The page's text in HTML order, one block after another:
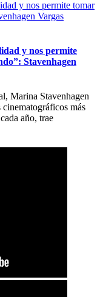
y nos permite
Stavenhagen
Marina Stavenhagen
cinematográficos más
año, trae